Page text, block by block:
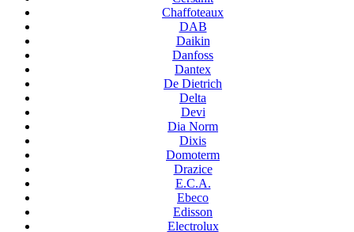
Chaffoteaux
DAB
Daikin
Danfoss
Dantex
De Dietrich
Delta
Devi
Dia Norm
Dixis
Domoterm
Drazice
E.C.A.
Ebeco
Edisson
Electrolux